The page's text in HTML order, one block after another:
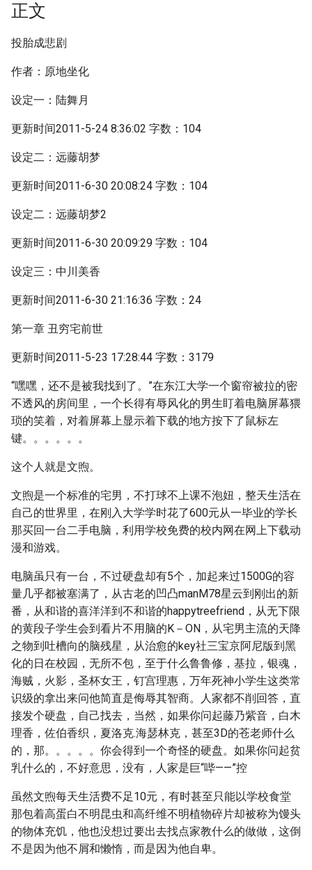
正文
投胎成悲剧
作者：原地坐化
设定一：陆舞月
更新时间2011-5-24 8:36:02 字数：104
设定二：远藤胡梦
更新时间2011-6-30 20:08:24 字数：104
设定二：远藤胡梦2
更新时间2011-6-30 20:09:29 字数：104
设定三：中川美香
更新时间2011-6-30 21:16:36 字数：24
第一章 丑穷宅前世
更新时间2011-5-23 17:28:44 字数：3179
“嘿嘿，还不是被我找到了。”在东江大学一个窗帘被拉的密
不透风的房间里，一个长得有辱风化的男生盯着电脑屏幕猥
琐的笑着，对着屏幕上显示着下载的地方按下了鼠标左
键。。。。。。
这个人就是文煦。
文煦是一个标准的宅男，不打球不上课不泡妞，整天生活在
自己的世界里，在刚入大学学时花了600元从一毕业的学长
那买回一台二手电脑，利用学校免费的校内网在网上下载动
漫和游戏。
电脑虽只有一台，不过硬盘却有5个，加起来过1500G的容
量几乎都被塞满了，从古老的凹凸manM78星云到刚出的新
番，从和谐的喜洋洋到不和谐的happytreefriend，从无下限
的黄段子学生会到看片不用脑的K－ON，从宅男主流的天降
之物到吐槽向的脑残星，从治愈的key社三宝京阿尼版到黑
化的日在校园，无所不包，至于什么鲁鲁修，基拉，银魂，
海贼，火影，圣杯女王，钉宫理惠，万年死神小学生这类常
识级的拿出来问他简直是侮辱其智商。人家都不削回答，直
接发个硬盘，自己找去，当然，如果你问起藤乃紫音，白木
理香，佐伯香织，夏洛克.海瑟林克，甚至3D的苍老师什么
的，那。。。。。你会得到一个奇怪的硬盘。如果你问起贫
乳什么的，不好意思，没有，人家是巨“哔——”控
虽然文煦每天生活费不足10元，有时甚至只能以学校食堂
那包着高蛋白不明昆虫和高纤维不明植物碎片却被称为馒头
的物体充饥，他也没想过要出去找点家教什么的做做，这倒
不是因为他不屑和懒惰，而是因为他自卑。